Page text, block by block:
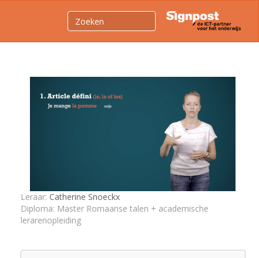
Leraar: Catherine Snoeckx
Diploma: Master Romaanse talen + academische
lerarenopleiding